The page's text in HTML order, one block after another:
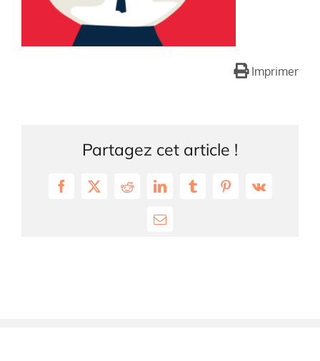
Imprimer
Partagez cet article !
Facebook
X RedditLinkedInTumblrPinterest
Vk
Email